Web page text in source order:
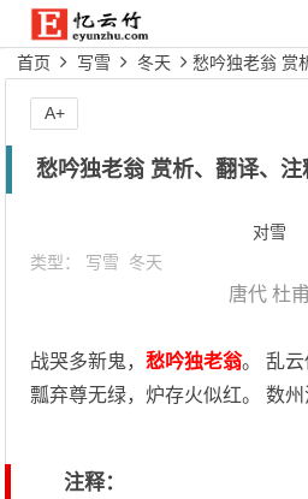
首页 写雪 冬天 愁吟独老翁 赏
愁吟独老翁 赏析、翻译、注
对雪
类型： 写雪 冬天
唐代 杜甫
战哭多新鬼，愁吟独老翁。 乱云
瓢弃尊无绿，炉存火似红。 数州
注释：
A+